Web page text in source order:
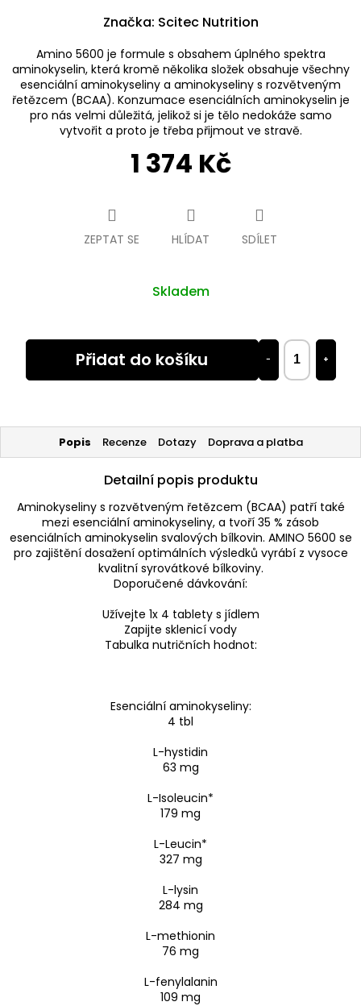
1 374 Kč
Skladem
+
−
Přidat do košíku
Amino 5600 je formule s obsahem úplného spektra
aminokyselin, která kromě několika složek obsahuje všechny
esenciální aminokyseliny a aminokyseliny s rozvětveným
řetězcem (BCAA). Konzumace esenciálních aminokyselin je
pro nás velmi důležitá, jelikož si je tělo nedokáže samo
vytvořit a proto je třeba přijmout ve stravě.
ZEPTAT SE HLÍDAT SDÍLET
Značka: Scitec Nutrition
Popis Recenze Dotazy Doprava a platba
Detailní popis produktu
Aminokyseliny s rozvětveným řetězcem (BCAA) patří také
mezi esenciální aminokyseliny, a tvoří 35 % zásob
esenciálních aminokyselin svalových bílkovin. AMINO 5600 se
pro zajištění dosažení optimálních výsledků vyrábí z vysoce
kvalitní syrovátkové bílkoviny.
Doporučené dávkování:
Užívejte 1x 4 tablety s jídlem
Zapijte sklenicí vody
Tabulka nutričních hodnot:
Esenciální aminokyseliny:
4 tbl
L-hystidin
63 mg
L-Isoleucin*
179 mg
L-Leucin*
327 mg
L-lysin
284 mg
L-methionin
76 mg
L-fenylalanin
109 mg